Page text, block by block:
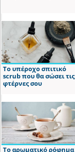
Το υπέροχο σπιτικό
scrub που θα σώσει τις
φτέρνες σου
Το αρωματικό ρόφημα